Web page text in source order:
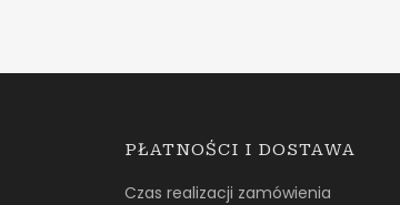
PŁATNOŚCI I DOSTAWA
Czas realizacji zamówienia